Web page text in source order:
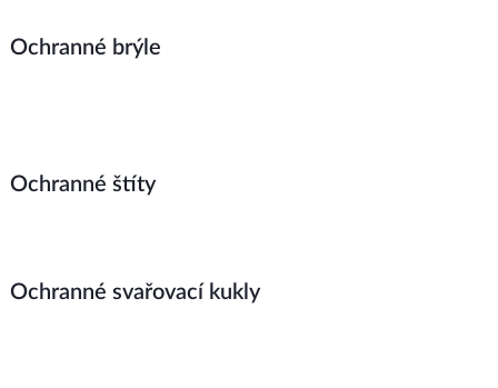
Ochranné brýle
Ochranné štíty
Ochranné svařovací kukly